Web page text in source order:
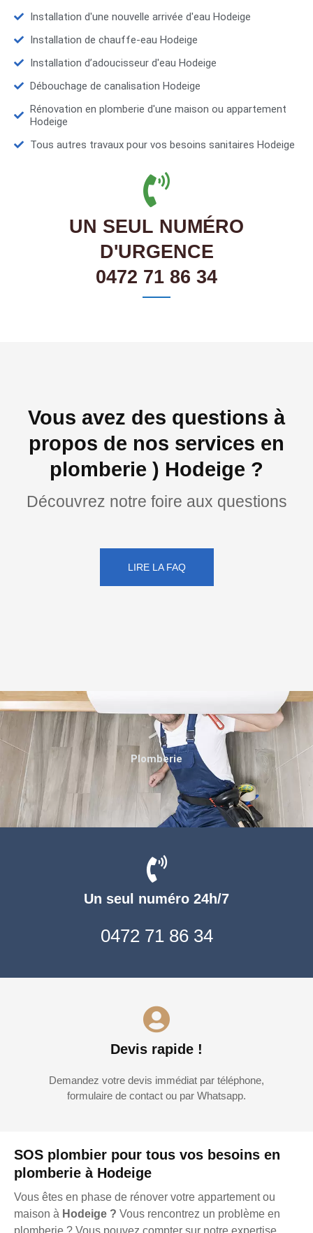
Installation d'une nouvelle arrivée d'eau Hodeige
Installation de chauffe-eau Hodeige
Installation d’adoucisseur d'eau Hodeige
Débouchage de canalisation Hodeige
Rénovation en plomberie d'une maison ou appartement
Hodeige
Tous autres travaux pour vos besoins sanitaires Hodeige
UN SEUL NUMÉRO
D'URGENCE
0472 71 86 34
Vous avez des questions à
propos de nos services en
plomberie ) Hodeige ?
Découvrez notre foire aux questions
LIRE LA FAQ
SOS plombier pour tous vos besoins en
plomberie à Hodeige
Vous êtes en phase de rénover votre appartement ou
maison à Hodeige ? Vous rencontrez un problème en
Un seul numéro 24h/7
0472 71 86 34
Devis rapide !
Demandez votre devis immédiat par téléphone,
formulaire de contact ou par Whatsapp.
Plomberie